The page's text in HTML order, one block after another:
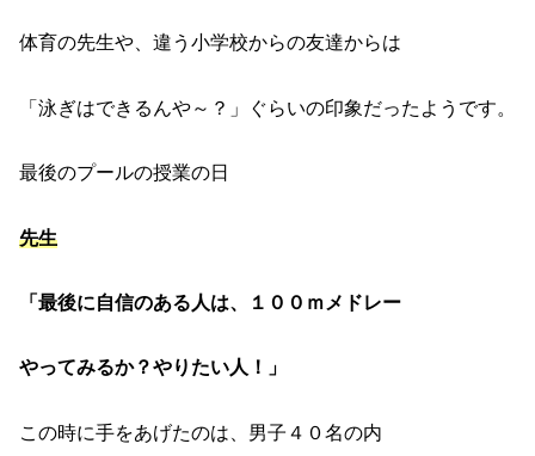
体育の先生や、違う小学校からの友達からは
「泳ぎはできるんや～？」ぐらいの印象だったようです。
最後のプールの授業の日
先生
「最後に自信のある人は、１００ｍメドレー
やってみるか？やりたい人！」
この時に手をあげたのは、男子４０名の内